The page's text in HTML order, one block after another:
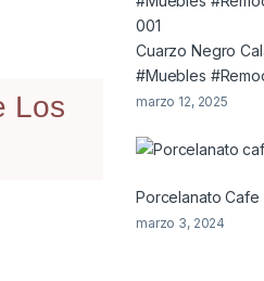
Los
Cuarzo Negro
#Muebles
marzo 12, 2025
Porcelanato Cafe
marzo 3, 2024